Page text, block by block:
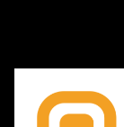
อริยสัจ 4